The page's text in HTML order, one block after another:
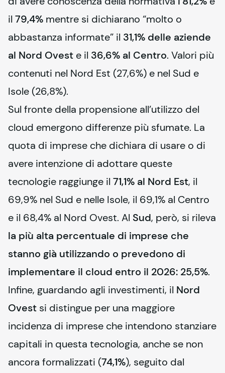
il 79,4% mentre si dichiarano “molto o
abbastanza informate” il 31,1% delle aziende
al Nord Ovest e il 36,6% al Centro. Valori più
contenuti nel Nord Est (27,6%) e nel Sud e
Isole (26,8%).
Sul fronte della propensione all’utilizzo del
cloud emergono differenze più sfumate. La
quota di imprese che dichiara di usare o di
avere intenzione di adottare queste
tecnologie raggiunge il 71,1% al Nord Est, il
69,9% nel Sud e nelle Isole, il 69,1% al Centro
e il 68,4% al Nord Ovest. Al Sud
la più alta percentuale di imprese che
stanno già utilizzando o prevedono di
implementare il cloud entro il 2026: 25,5%.
Infine, guardando agli investimenti, il Nord
Ovest si distingue per una maggiore
incidenza di imprese che intendono stanziare
capitali in questa tecnologia, anche se non
ancora formalizzati (74,1%